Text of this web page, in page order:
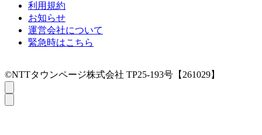
利用規約
お知らせ
運営会社について
緊急時はこちら
©NTTタウンページ株式会社 TP25-193号【261029】